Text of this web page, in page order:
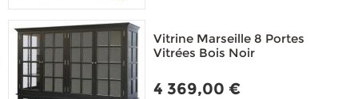
Vitrine Marseille 8 Portes
Vitrées Bois Noir
4 369,00 €